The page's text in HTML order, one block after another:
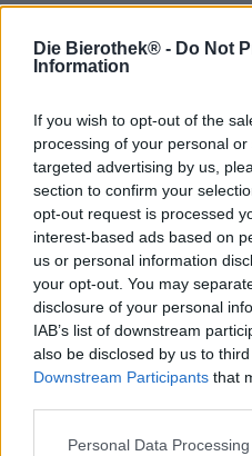
Die Bierothek® - Do Not
Information
If you wish to opt-out of the
processing of your personal
targeted advertising by us,
section to confirm your
opt-out request is processed
interest-based ads based on
us or personal information
your opt-out. You may
disclosure of your personal
IAB’s list of downstream
also be disclosed by us to
Downstream Participants that
Personal Data
Großartigkeit und eine
NachMotörhead
haben sich mit Bruce
zusammengetan, um ein
großartigen Song „Charge
angelehnt ist.
Die drei phantastischen
und Cascade verleihen dem
Palette frischer Zitrusnoten,
Basis.
Iron Maidens Trooper fließt
durchsichtigen
einem prächtigen Kupferton.
Duft eines typisch